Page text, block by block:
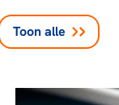
Toon alle